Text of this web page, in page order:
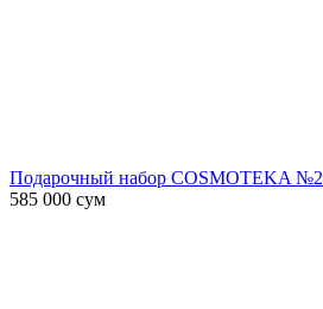
Подарочный набор COSMOTEKA №2
585 000 сум